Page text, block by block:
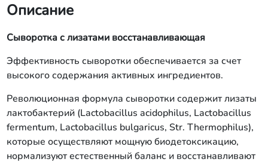
Описание
Сыворотка с лизатами восстанавливающая
Эффективность сыворотки обеспечивается за счет
высокого содержания активных ингредиентов.
Революционная формула сыворотки содержит лизаты
лактобактерий (Lactobacillus acidophilus, Lactobacillus
fermentum, Lactobacillus bulgaricus, Str. Thermophilus),
которые осуществляют мощную биодетоксикацию,
нормализуют естественный баланс и восстанавливают